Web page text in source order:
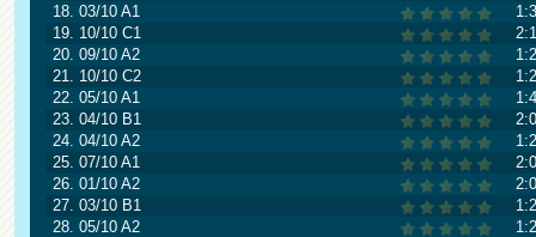
18. 03/10 A1
19. 10/10 C1
20. 09/10 A2
21. 10/10 C2
22. 05/10 A1
23. 04/10 B1
24. 04/10 A2
25. 07/10 A1
26. 01/10 A2
27. 03/10 B1
28. 05/10 A2